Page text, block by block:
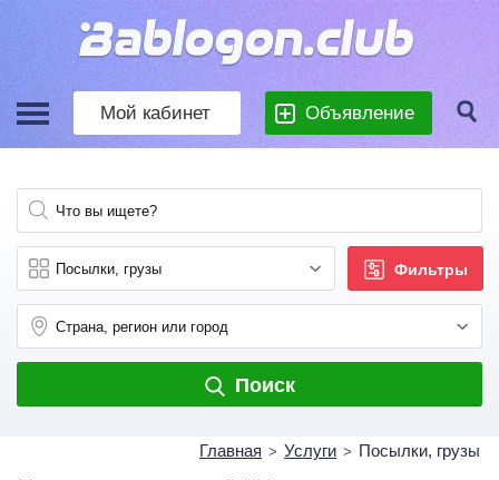
Мой кабинет Объявление
Главная > Услуги > Посылки, грузы
Фильтры
Поиск